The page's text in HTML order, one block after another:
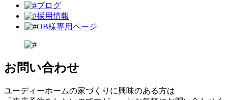
ブログ
採用情報
OB様専用ページ
お問い合わせ
ユーディーホームの家づくりに興味のある⽅は